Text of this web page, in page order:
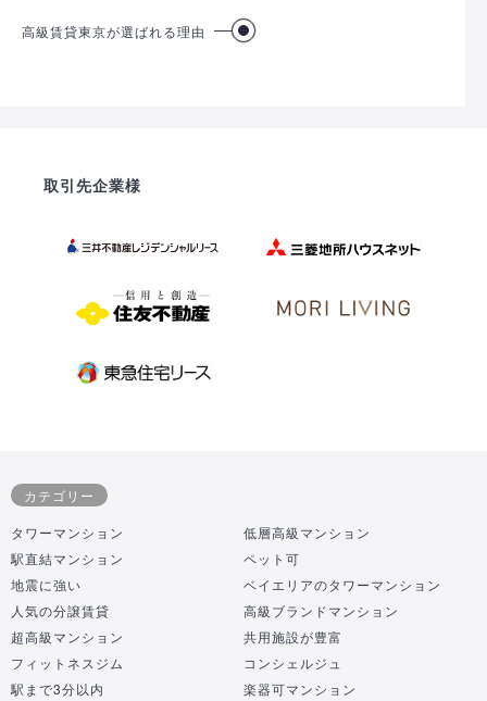
高級賃貸東京が選ばれる理由
取引先企業様
カテゴリー
タワーマンション
低層高級マンション
駅直結マンション
ペット可
地震に強い
ベイエリアのタワーマンション
人気の分譲賃貸
高級ブランドマンション
超高級マンション
共用施設が豊富
フィットネスジム
コンシェルジュ
駅まで3分以内
楽器可マンション